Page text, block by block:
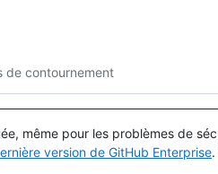
de contournement
même pour les problèmes de
version de GitHub Enterprise